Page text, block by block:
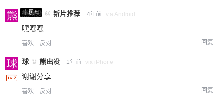
小黑屋
熊出没 @ 新片推荐 4年前 via Android
嘿嘿嘿
喜欢 反对 回复
球 @ 熊出没 1年前 via iPhone
谢谢分享
喜欢 反对 回复